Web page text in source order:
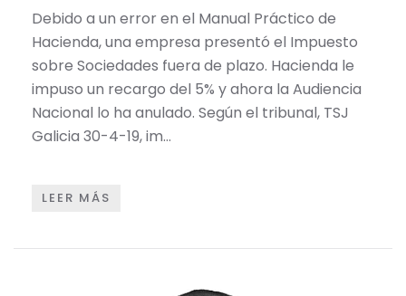
​Debid​o a un error en el Manual Práctico de
Hacienda, una empresa presentó el Impuesto
sobre Sociedades fuera de plazo. Hacienda le
impuso un recargo del 5% y ahora la Audiencia
Nacional lo ha anulado. Según el tribunal, TSJ
Galicia 30-4-19, im…
LEER MÁS